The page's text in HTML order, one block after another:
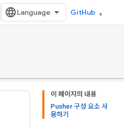
GitHub
이 페이지의 내용
Pusher 구성 요소 사
용하기